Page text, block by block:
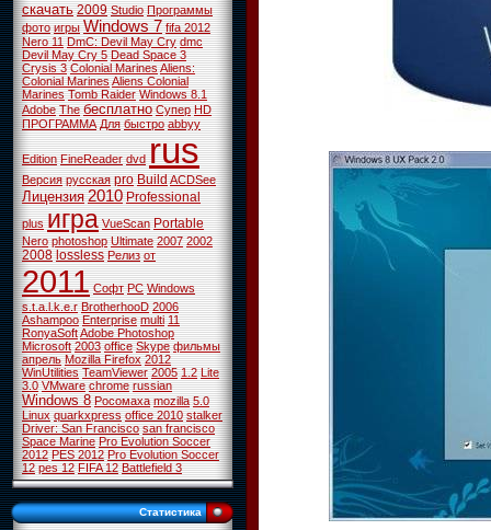
скачать 2009 Studio Программы
фото игры Windows 7 fifa 2012
Nero 11 DmC: Devil May Cry dmc
Devil May Cry 5 Dead Space 3
Crysis 3 Colonial MarinesAliens:
Colonial MarinesAliens Colonial
Marines Tomb Raider Windows 8.1
Adobe The бесплатно Супер HD
ПРОГРАММА Для быстро abbyy
Edition FineReader dvd rus
Версия русская pro BuildACDSee
Лицензия 2010 Professional
plus игра VueScan Portable
Nero photoshop Ultimate 2007 2002
2008 lossless Релиз от
2011 Софт PC Windows
s.t.a.l.k.e.r BrotherhooD 2006
Ashampoo Enterprise multi 11
RonyaSoftAdobe Photoshop
Microsoft 2003 office Skype фильмы
апрель Mozilla Firefox 2012
WinUtilities TeamViewer 2005 1.2 Lite
3.0 VMware chrome russian
Windows 8 Росомаха mozilla 5.0
Linux quarkxpress office 2010 stalker
Driver: San Francisco san francisco
Space Marine Pro Evolution Soccer
2012 PES 2012 Pro Evolution Soccer
12 pes 12 FIFA 12 Battlefield 3
Статистика